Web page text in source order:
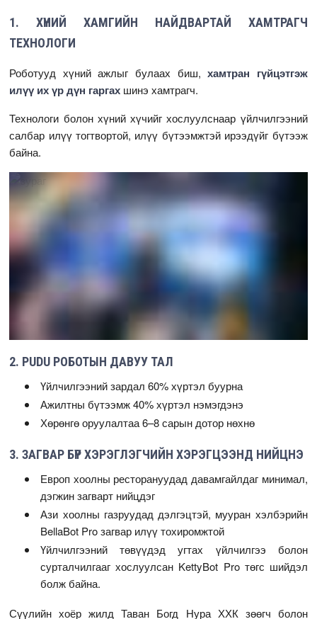
1. ХҮНИЙ ХАМГИЙН НАЙДВАРТАЙ ХАМТРАГЧ
ТЕХНОЛОГИ
Роботууд хүний ажлыг булаах биш,хамтран гүйцэтгэж
илүү их үр дүн гаргах шинэ хамтрагч.
Технологи болон хүний хүчийг хослуулснаар үйлчилгээний
салбар илүү тогтвортой, илүү бүтээмжтэй ирээдүйг бүтээж
байна.
2. PUDU РОБОТЫН ДАВУУ ТАЛ
Үйлчилгээний зардал 60% хүртэл буурна
Ажилтны бүтээмж 40% хүртэл нэмэгдэнэ
Хөрөнгө оруулалтаа 6–8 сарын дотор нөхнө
3. ЗАГВАР БҮР ХЭРЭГЛЭГЧИЙН ХЭРЭГЦЭЭНД НИЙЦНЭ
Европ хоолны ресторануудад давамгайлдаг минимал,
дэгжин загварт нийцдэг
Ази хоолны газруудад дэлгэцтэй, мууран хэлбэрийн
BellaBot Pro загвар илүү тохиромжтой
Үйлчилгээний төвүүдэд угтах үйлчилгээ болон
сурталчилгааг хослуулсан KettyBot Pro төгс шийдэл
болж байна.
Сүүлийн хоёр жилд Таван Богд Нура ХХК зөөгч болон